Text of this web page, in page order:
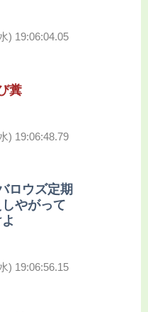
) 19:06:04.05
糞
) 19:06:48.79
ロウズ定期
やがって
) 19:06:56.15